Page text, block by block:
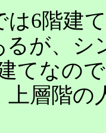
は6階建
るが、シ
てなの
上層階の